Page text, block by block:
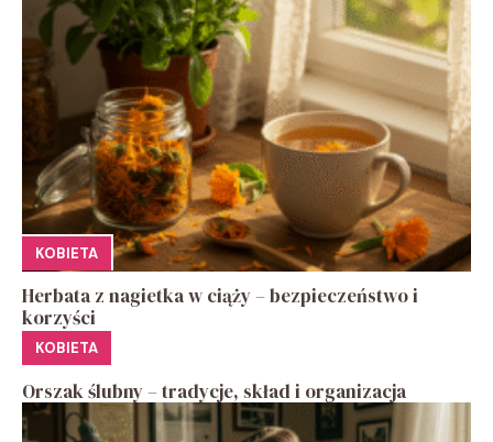
KOBIETA
Herbata z nagietka w ciąży – bezpieczeństwo i
korzyści
KOBIETA
Orszak ślubny – tradycje, skład i organizacja